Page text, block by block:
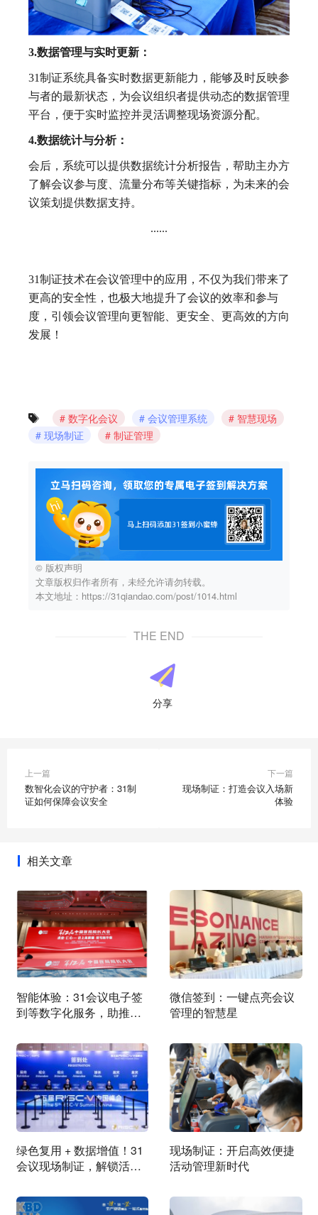
3.数据管理与实时更新：
31制证系统具备实时数据更新能力，能够及时反映参
与者的最新状态，为会议组织者提供动态的数据管理
平台，便于实时监控并灵活调整现场资源分配。
4.数据统计与分析：
会后，系统可以提供数据统计分析报告，帮助主办方
了解会议参与度、流量分布等关键指标，为未来的会
议策划提供数据支持。
......
31制证技术在会议管理中的应用，不仅为我们带来了
更高的安全性，也极大地提升了会议的效率和参与
度，引领会议管理向更智能、更安全、更高效的方向
发展！
数字化会议 会议管理系统
智慧现场
现场制证
制证管理
© 版权声明
文章版权归作者所有，未经允许请勿转载。
本文地址：https://31qiandao.com/post/1014.html
THE END
分享
上一篇
数智化会议的守护者：31制
证如何保障会议安全
下一篇
现场制证：打造会议入场新
体验
相关文章
智能体验：31会议电子签
到等数字化服务，助推中
微信签到：一键点亮会议
管理的智慧星
绿色复用 + 数据增值！31
会议现场制证，解锁活动
现场制证：开启高效便捷
活动管理新时代